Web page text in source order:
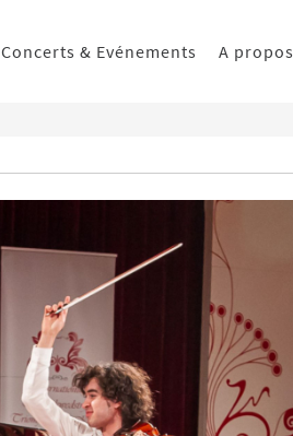
Concerts & Evénements A propos